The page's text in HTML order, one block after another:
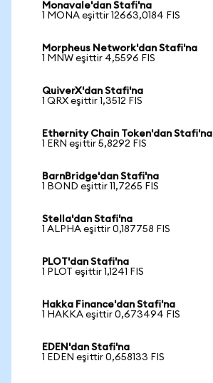
Monavale'dan Stafi'na
1 MONA eşittir 12663,0184 FIS
Morpheus Network'dan Stafi'na
1 MNW eşittir 4,5596 FIS
QuiverX'dan Stafi'na
1 QRX eşittir 1,3512 FIS
Ethernity Chain Token'dan Stafi'na
1 ERN eşittir 5,8292 FIS
BarnBridge'dan Stafi'na
1 BOND eşittir 11,7265 FIS
Stella'dan Stafi'na
1 ALPHA eşittir 0,187758 FIS
PLOT'dan Stafi'na
1 PLOT eşittir 1,1241 FIS
Hakka Finance'dan Stafi'na
1 HAKKA eşittir 0,673494 FIS
EDEN'dan Stafi'na
1 EDEN eşittir 0,658133 FIS